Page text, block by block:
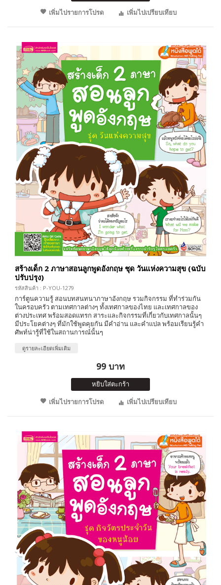
เพิ่มไปรายการโปรด
เพิ่มไปเปรียบเทียบ
สร้างเด็ก 2 ภาษาสอนลูกพูดอังกฤษ ชุด วันแห่งความสุข (ฉบับ
ปรับปรุง)
รหัสสินค้า : P-YOU-1279
การ์ตูนความรู้ สอนบทสนทนาภาษาอังกฤษ รวมกิจกรรม ที่ทำร่วมกัน
ในครอบครัว ตามเทศกาลต่างๆ ทั้งเทศกาลของไทย และเทศกาลของ
ต่างประเทศ พร้อมสอดแทรก สาระและกิจกรรมที่เกี่ยวกับเทศกาลนั้นๆ
มีประโยคต่างๆ ที่มักใช้พูดคุยกัน มีคำอ่าน และคำแปล พร้อมเรียนรู้คำ
ศัพท์น่ารู้ที่ใช้ในสถานการณ์นั้นๆ
ดูรายละเอียดเพิ่มเติม
99 บาท
หยิบใส่ตะกร้า
เพิ่มไปรายการโปรด
เพิ่มไปเปรียบเทียบ